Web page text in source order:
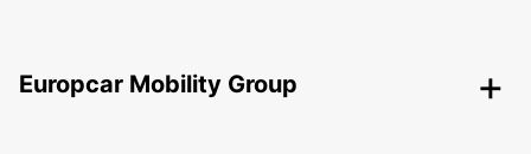
Europcar Mobility Group